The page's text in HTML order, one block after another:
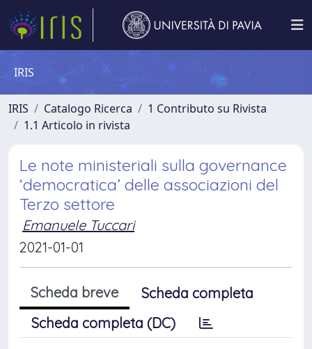
IRIS
IRIS Catalogo Ricerca
1 Contributo su Rivista
1.1 Articolo in rivista
Le note ministeriali sulla governance
‘democratica’ delle associazioni del
Terzo settore
Emanuele Tuccari
2021-01-01
Scheda breve
Scheda completa
Scheda completa (DC)